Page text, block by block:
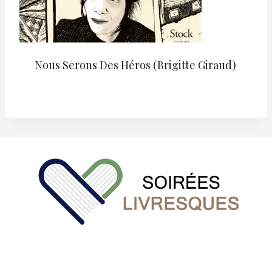
Nous Serons Des Héros (Brigitte Giraud)